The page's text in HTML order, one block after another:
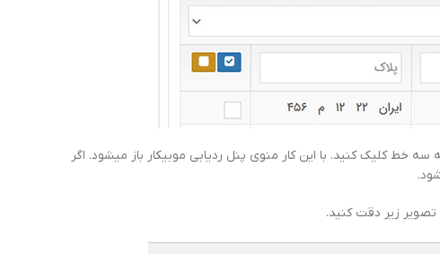
خط کلیک کنید. با این کار منوی پنل ردیابی موبیکار باز میشود. اگر
تصویر زیر دقت کنید.